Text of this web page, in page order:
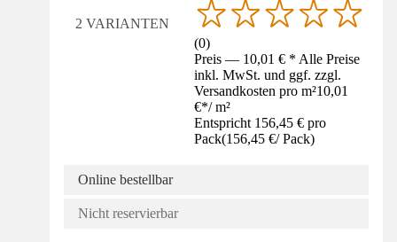
2 VARIANTEN
(0)
Preis — 10,01 € * Alle Preise
inkl. MwSt. und ggf. zzgl.
Versandkosten pro m²10,01
€*/ m²
Entspricht 156,45 € pro
Pack(156,45 €/ Pack)
Online bestellbar
Nicht reservierbar